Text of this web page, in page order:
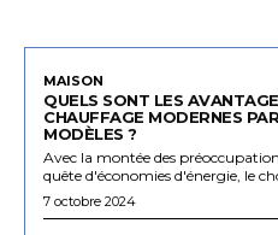
MAISON
QUELS SONT LES
CHAUFFAGE MODERNES
MODÈLES ?
Avec la montée des
quête d'économies d'énergie, le
7 octobre 2024